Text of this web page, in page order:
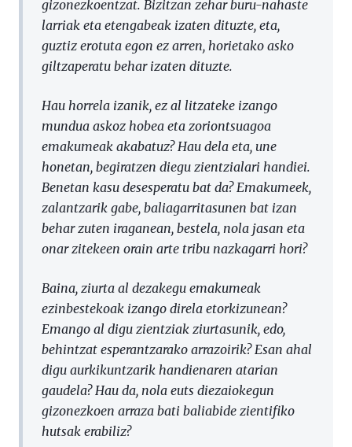
gizonezkoentzat. Bizitzan zehar buru-nahaste
larriak eta etengabeak izaten dituzte, eta,
guztiz erotuta egon ez arren, horietako asko
giltzaperatu behar izaten dituzte.
Hau horrela izanik, ez al litzateke izango
mundua askoz hobea eta zoriontsuagoa
emakumeak akabatuz? Hau dela eta, une
honetan, begiratzen diegu zientzialari handiei.
Benetan kasu desesperatu bat da? Emakumeek,
zalantzarik gabe, baliagarritasunen bat izan
behar zuten iraganean, bestela, nola jasan eta
onar zitekeen orain arte tribu nazkagarri hori?
Baina, ziurta al dezakegu emakumeak
ezinbestekoak izango direla etorkizunean?
Emango al digu zientziak ziurtasunik, edo,
behintzat esperantzarako arrazoirik? Esan ahal
digu aurkikuntzarik handienaren atarian
gaudela? Hau da, nola euts diezaiokegun
gizonezkoen arraza bati baliabide zientifiko
hutsak erabiliz?